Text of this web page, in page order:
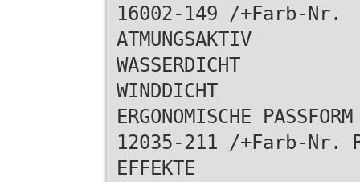
16002-149 /+Farb-Nr.
ATMUNGSAKTIV
WASSERDICHT
WINDDICHT
ERGONOMISCHE PASSFORM
12035-211 /+Farb-Nr.
EFFEKTE